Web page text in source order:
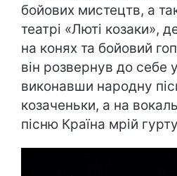
бойових мистецтв, а
театрі «Люті козаки»,
на конях та бойовий
він розвернув до себе
виконавши народну
козаченьки, а на
пісню Країна мрій